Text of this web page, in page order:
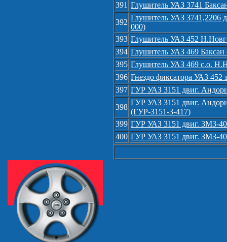
391 Глушитель УАЗ 3741
392
Глушитель УАЗ 3741,2206
000)
393 Глушитель УАЗ 452
394 Глушитель УАЗ 469 Баксан
395 Глушитель УАЗ 469 с.о.
396 Гнездо фиксатора УАЗ 452
397 ГУР УАЗ 3151 двиг.
398
ГУР УАЗ 3151 двиг.
(ГУР-3151-3-417)
399 ГУР УАЗ 3151 двиг. ЗМЗ-
400 ГУР УАЗ 3151 двиг. ЗМЗ-